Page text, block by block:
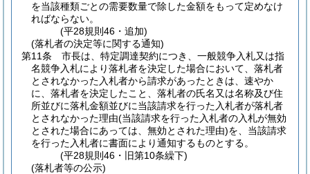
を当該種類ごとの需要数量で除した金額をもって定めなけ
ればならない。
(平28規則46・追加)
(落札者の決定等に関する通知)
第11条
市長は、特定調達契約につき、一般競争入札又は指
名競争入札により落札者を決定した場合において、落札者
とされなかった入札者から請求があったときは、速やか
に、落札者を決定したこと、落札者の氏名又は名称及び住
所並びに落札金額並びに当該請求を行った入札者が落札者
とされなかった理由(当該請求を行った入札者の入札が無効
とされた場合にあっては、無効とされた理由)を、当該請求
を行った入札者に書面により通知するものとする。
(平28規則46・旧第10条繰下)
(落札者等の公示)